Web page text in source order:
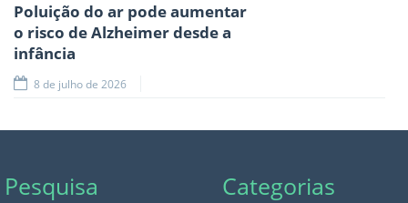
Poluição do ar pode aumentar
o risco de Alzheimer desde a
infância
8 de julho de 2026
Pesquisa Categorias